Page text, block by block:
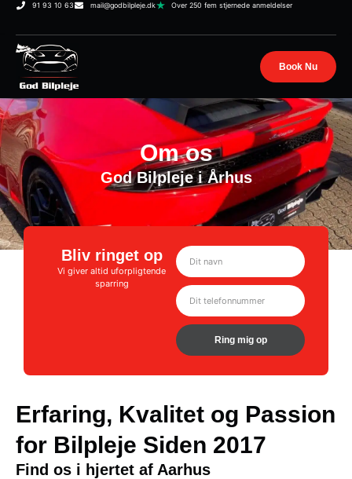
91 93 10 63 mail@godbilpleje.dk Over 250 fem stjernede anmeldelser
Book Nu
Om os
God Bilpleje i Århus
Bliv ringet op
Vi giver altid uforpligtende
sparring
Ring mig op
Erfaring, Kvalitet og Passion
for Bilpleje Siden 2017
Find os i hjertet af Aarhus